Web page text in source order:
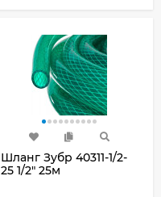
Шланг Зубр 40311-1/2-
25 1/2" 25м